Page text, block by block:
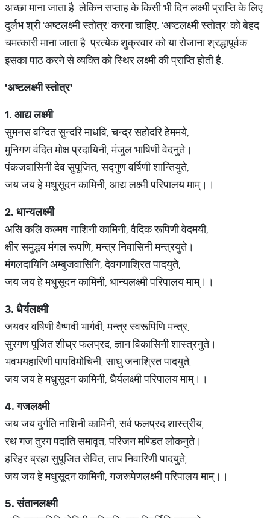
अच्छा माना जाता है. लेकिन सप्ताह के किसी भी दिन लक्ष्मी प्राप्ति के लिए
दुर्लभ श्री 'अष्टलक्ष्मी स्तोत्र' करना चाहिए. 'अष्टलक्ष्मी स्तोत्र' को बेहद
चमत्कारी माना जाता है. प्रत्येक शुक्रवार को या रोजाना श्रद्धापूर्वक
इसका पाठ करने से व्यक्ति को स्थिर लक्ष्मी की प्राप्ति होती है.
'अष्टलक्ष्मीस्तोत्र'
1. आद्यलक्ष्मी
सुमनस वन्दित सुन्दरि माधवि, चन्द्र सहोदरि हेममये,
मुनिगण वंदित मोक्ष प्रदायिनी, मंजुल भाषिणी वेदनुते।
पंकजवासिनी देव सुपूजित, सद्गुण वर्षिणी शान्तियुते,
जय जय हे मधुसूदन कामिनी, आद्य लक्ष्मी परिपालय माम्।।
2. धान्यलक्ष्मी
असि कलि कल्मष नाशिनी कामिनी, वैदिक रूपिणी वेदमयी,
क्षीर समुद्भव मंगल रूपणि, मन्त्र निवासिनी मन्त्रयुते।
मंगलदायिनि अम्बुजवासिनि, देवगणाश्रित पादयुते,
जय जय हे मधुसूदन कामिनी, धान्यलक्ष्मी परिपालय माम्।।
3. धैर्यलक्ष्मी
जयवर वर्षिणी वैष्णवी भार्गवी, मन्त्र स्वरूपिणि मन्त्र,
सुरगण पूजित शीघ्र फलप्रद, ज्ञान विकासिनी शास्त्रनुते।
भवभयहारिणी पापविमोचिनी, साधु जनाश्रित पादयुते,
जय जय हे मधुसूदन कामिनी, धैर्यलक्ष्मी परिपालय माम्।।
4.गजलक्ष्मी
जय जय दुर्गति नाशिनी कामिनी, सर्व फलप्रद शास्त्रीय,
रथ गज तुरग पदाति समावृत, परिजन मण्डित लोकनुते।
हरिहर ब्रह्म सुपूजित सेवित, ताप निवारिणी पादयुते,
जय जय हे मधुसूदन कामिनी, गजरूपेणलक्ष्मी परिपालय माम्।।
5.संतानलक्ष्मी